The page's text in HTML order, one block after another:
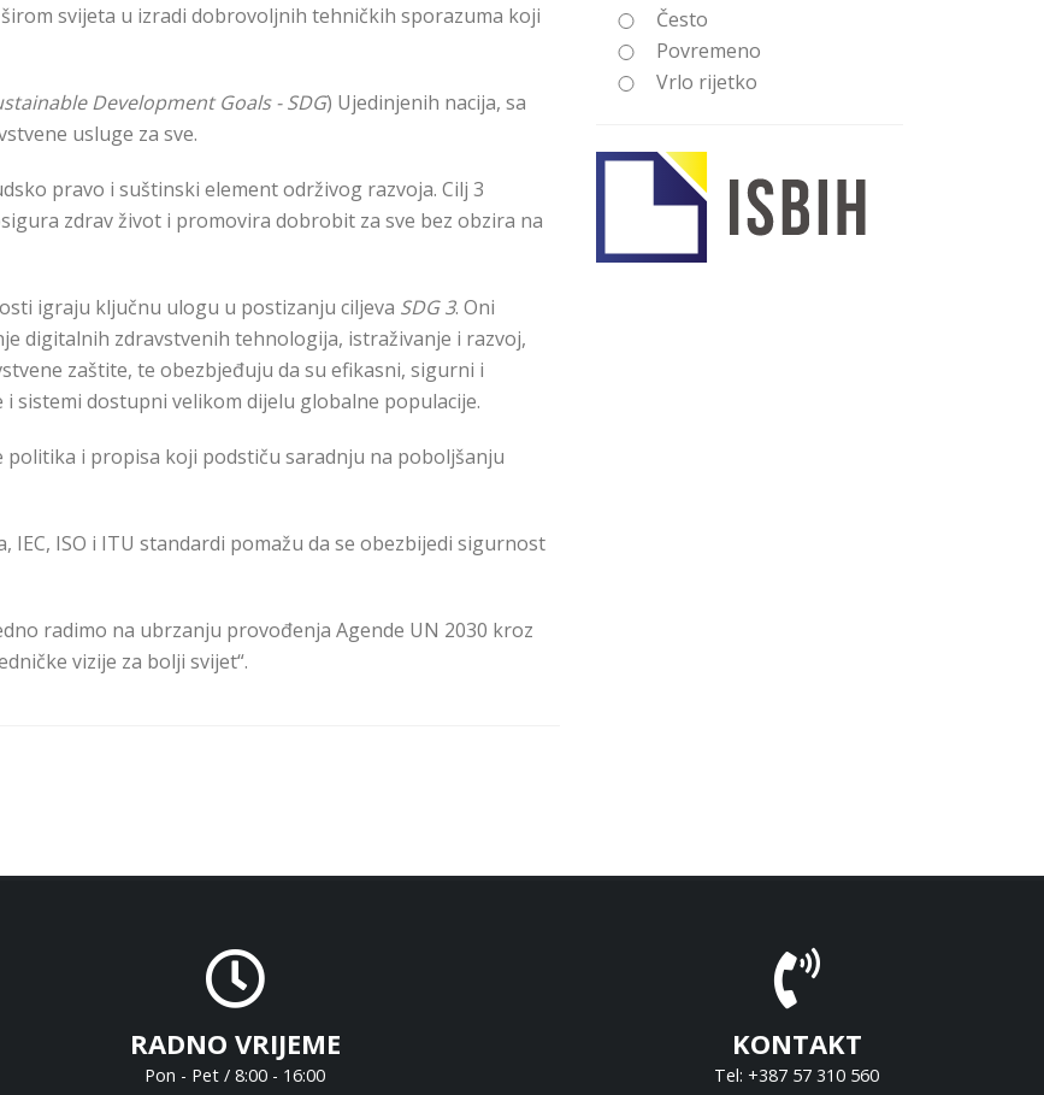
svijeta u izradi dobrovoljnih tehničkih sporazuma koji
Development Goals - SDG) Ujedinjenih nacija, sa
usluge za sve.
pravo i suštinski element održivog razvoja. Cilj 3
zdrav život i promovira dobrobit za sve bez obzira na
igraju ključnu ulogu u postizanju ciljeva SDG 3. Oni
digitalnih zdravstvenih tehnologija, istraživanje i razvoj,
zaštite, te obezbjeđuju da su efikasni, sigurni i
sistemi dostupni velikom dijelu globalne populacije.
i propisa koji podstiču saradnju na poboljšanju
ISO i ITU standardi pomažu da se obezbijedi sigurnost
radimo na ubrzanju provođenja Agende UN 2030 kroz
vizije za bolji svijet“.
Često
Povremeno
Vrlo rijetko
RADNO VRIJEME
Pon - Pet / 8:00 - 16:00
KONTAKT
Tel: +387 57 310 560